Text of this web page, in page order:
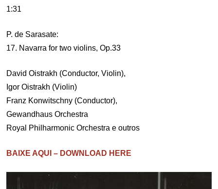
1:31
P. de Sarasate:
17. Navarra for two violins, Op.33
David Oistrakh (Conductor, Violin),
Igor Oistrakh (Violin)
Franz Konwitschny (Conductor),
Gewandhaus Orchestra
Royal Philharmonic Orchestra e outros
BAIXE AQUI – DOWNLOAD HERE